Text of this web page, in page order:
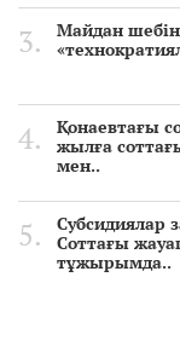
Майдан
Қонаевтағы
жылға
мен..
Субсидиялар
Соттағы
тұжырымда..